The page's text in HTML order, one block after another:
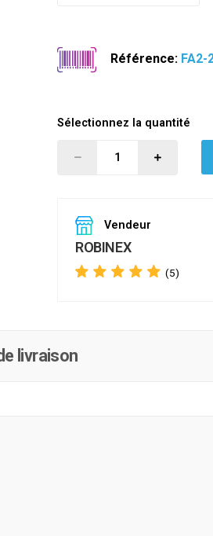
Référence: FA2-
Sélectionnez la quantité
Vendeur
ROBINEX
(5)
livraison